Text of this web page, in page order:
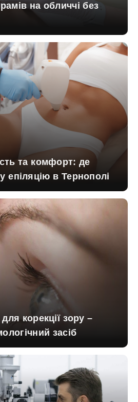
на обличчі без
та комфорт: де
епіляцію в Тернополі
корекції зору –
засіб